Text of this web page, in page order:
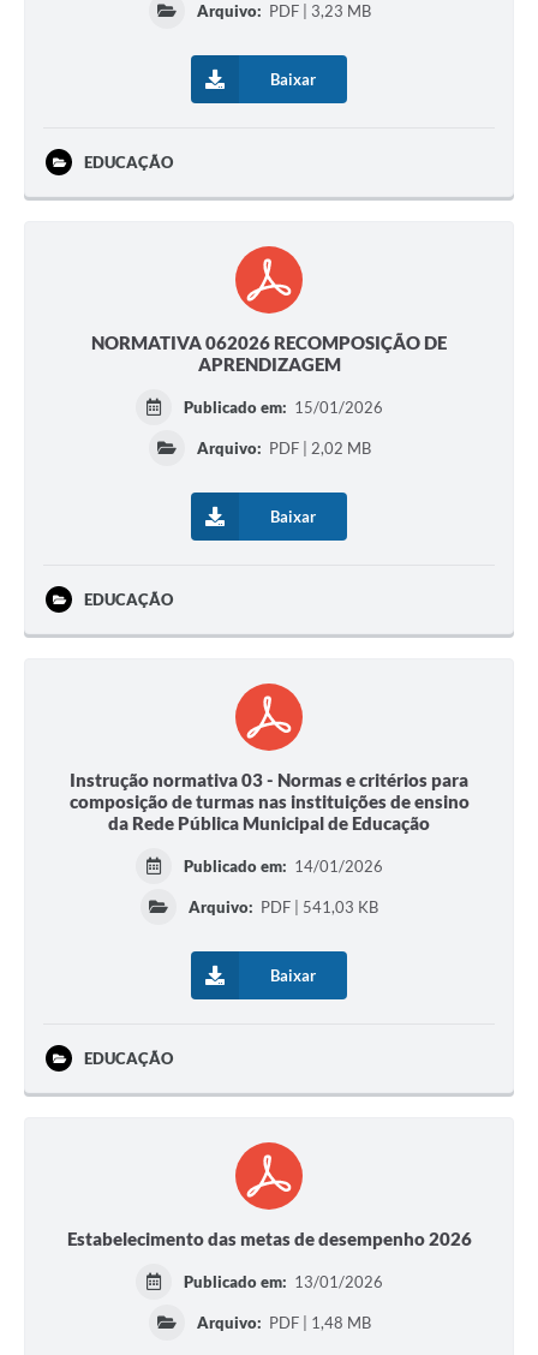
Arquivo: PDF | 3,23 MB
Baixar
EDUCAÇÃO
NORMATIVA 062026 RECOMPOSIÇÃO DE
APRENDIZAGEM
Publicado em: 15/01/2026
Arquivo: PDF | 2,02 MB
Baixar
EDUCAÇÃO
Instrução normativa 03 - Normas e critérios para
composição de turmas nas instituições de ensino
da Rede Pública Municipal de Educação
Publicado em: 14/01/2026
Arquivo: PDF | 541,03 KB
Baixar
EDUCAÇÃO
Estabelecimento das metas de desempenho 2026
Publicado em: 13/01/2026
Arquivo: PDF | 1,48 MB